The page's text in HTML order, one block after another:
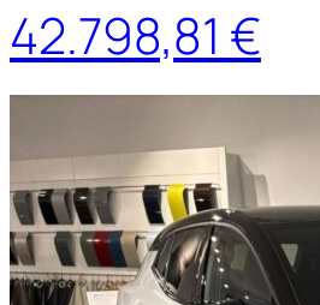
42.798,81 €